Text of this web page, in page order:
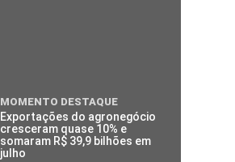
MOMENTO DESTAQUE
Exportações do agronegócio
cresceram quase 10% e
somaram R$ 39,9 bilhões em
julho